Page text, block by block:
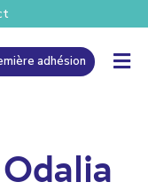
adhésion